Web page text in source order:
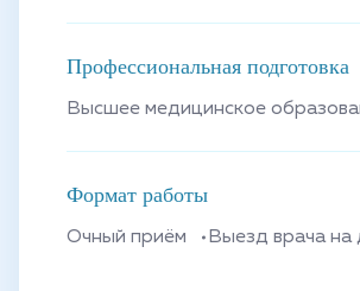
Профессиональная подготовка
Высшее медицинское
Формат работы
Очный приём Выезд врача на